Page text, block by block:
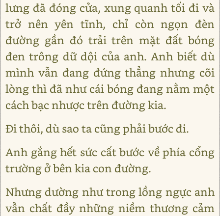
lưng đã đóng cửa, xung quanh tối đi và
trở nên yên tĩnh, chỉ còn ngọn đèn
đường gần đó trải trên mặt đất bóng
đen trông dữ dội của anh. Anh biết dù
mình vẫn đang đứng thẳng nhưng cõi
lòng thì đã như cái bóng đang nằm một
cách bạc nhược trên đường kia.
Đi thôi, dù sao ta cũng phải bước đi.
Anh gắng hết sức cất bước về phía cổng
trường ở bên kia con đường.
Nhưng dường như trong lồng ngực anh
vẫn chất đầy những niềm thương cảm